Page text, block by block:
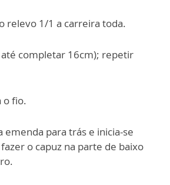
relevo 1/1 a carreira toda.
até completar 16cm); repetir
o fio.
emenda para trás e inicia-se
o capuz na parte de baixo